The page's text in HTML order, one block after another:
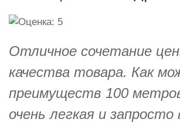
Отличное сочетание
качества товара. Как
преимуществ 100
очень легкая и